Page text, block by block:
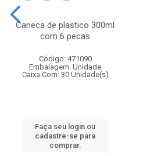
Caneca de plastico 300ml
com 6 pecas
Código: 471090
Embalagem: Unidade
Caixa Com: 30 Unidade(s)
Faça seu login ou
cadastre-se para
comprar.